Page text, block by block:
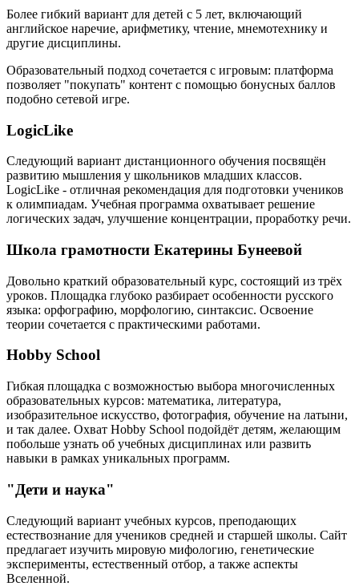
Более гибкий вариант для детей с 5 лет, включающий
английское наречие, арифметику, чтение, мнемотехнику и
другие дисциплины.
Образовательный подход сочетается с игровым: платформа
позволяет "покупать" контент с помощью бонусных баллов
подобно сетевой игре.
LogicLike
Следующий вариант дистанционного обучения посвящён
развитию мышления у школьников младших классов.
LogicLike - отличная рекомендация для подготовки учеников
к олимпиадам. Учебная программа охватывает решение
логических задач, улучшение концентрации, проработку речи.
Школа грамотности Екатерины Бунеевой
Довольно краткий образовательный курс, состоящий из трёх
уроков. Площадка глубоко разбирает особенности русского
языка: орфографию, морфологию, синтаксис. Освоение
теории сочетается с практическими работами.
Hobby School
Гибкая площадка с возможностью выбора многочисленных
образовательных курсов: математика, литература,
изобразительное искусство, фотография, обучение на латыни,
и так далее. Охват Hobby School подойдёт детям, желающим
побольше узнать об учебных дисциплинах или развить
навыки в рамках уникальных программ.
"Дети и наука"
Следующий вариант учебных курсов, преподающих
естествознание для учеников средней и старшей школы. Сайт
предлагает изучить мировую мифологию, генетические
эксперименты, естественный отбор, а также аспекты
Вселенной.